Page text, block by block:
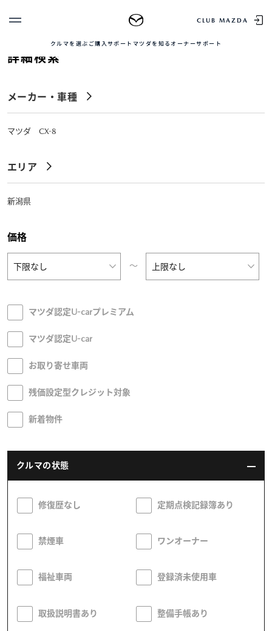
CLUB MAZDA
クルマを選ぶ ご購入サポート マツダを知る オーナーサポート
クルマを選ぶ
MAZDAのSUV比較
クルマ購入ガイド
カンタン見積り
試乗車検索
マツダを知る
オーナーサポート
リコール情報
お問合せ/FAQ
ニュースルーム
企業・IR・採用
CLUB MAZDAとは
ゲスト 様
MYページTOP
QRコード
お知らせ配信の登録・解除
ログアウト
詳細検索
メーカー・車種
マツダ CX-8
エリア
新潟県
価格
〜
マツダ認定U-carプレミアム
マツダ認定U-car
お取り寄せ車両
残価設定型クレジット対象
新着物件
クルマの状態
修復歴なし 定期点検記録簿あり
禁煙車 ワンオーナー
福祉車両 登録済未使用車
取扱説明書あり 整備手帳あり